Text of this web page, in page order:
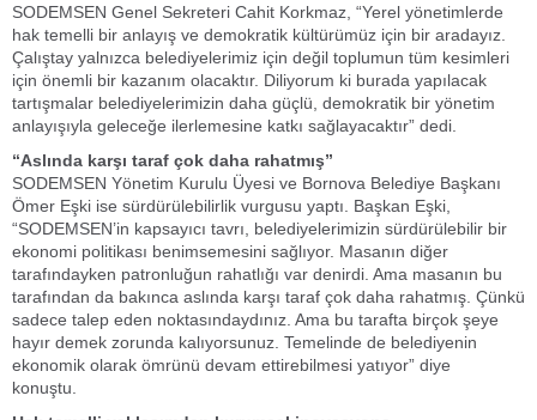
SODEMSEN Genel Sekreteri Cahit Korkmaz, “Yerel yönetimlerde
hak temelli bir anlayış ve demokratik kültürümüz için bir aradayız.
Çalıştay yalnızca belediyelerimiz için değil toplumun tüm kesimleri
için önemli bir kazanım olacaktır. Diliyorum ki burada yapılacak
tartışmalar belediyelerimizin daha güçlü, demokratik bir yönetim
anlayışıyla geleceğe ilerlemesine katkı sağlayacaktır” dedi.
“Aslında karşı taraf çok daha rahatmış”
SODEMSEN Yönetim Kurulu Üyesi ve Bornova Belediye Başkanı
Ömer Eşki ise sürdürülebilirlik vurgusu yaptı. Başkan Eşki,
“SODEMSEN’in kapsayıcı tavrı, belediyelerimizin sürdürülebilir bir
ekonomi politikası benimsemesini sağlıyor. Masanın diğer
tarafındayken patronluğun rahatlığı var denirdi. Ama masanın bu
tarafından da bakınca aslında karşı taraf çok daha rahatmış. Çünkü
sadece talep eden noktasındaydınız. Ama bu tarafta birçok şeye
hayır demek zorunda kalıyorsunuz. Temelinde de belediyenin
ekonomik olarak ömrünü devam ettirebilmesi yatıyor” diye
konuştu.